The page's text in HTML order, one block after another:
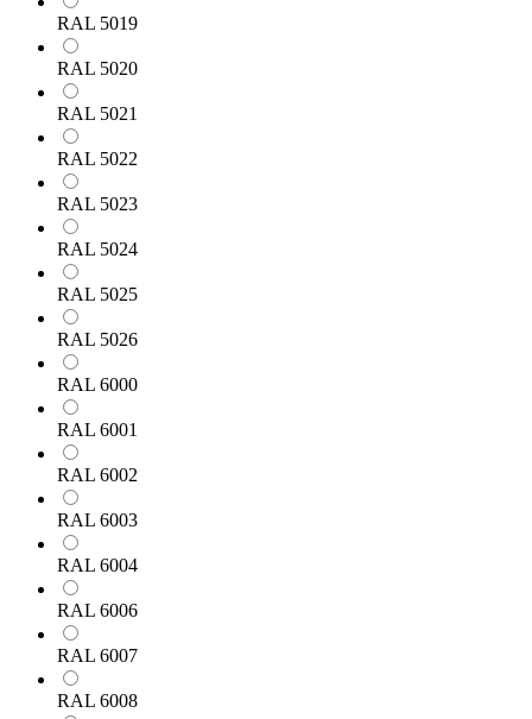
RAL 5019
RAL 5020
RAL 5021
RAL 5022
RAL 5023
RAL 5024
RAL 5025
RAL 5026
RAL 6000
RAL 6001
RAL 6002
RAL 6003
RAL 6004
RAL 6006
RAL 6007
RAL 6008